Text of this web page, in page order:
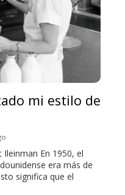
mi estilo de
En 1950, el
era más de
significa que el